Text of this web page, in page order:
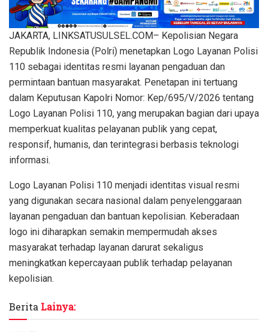
JAKARTA, LINKSATUSULSEL.COM– Kepolisian Negara
Republik Indonesia (Polri) menetapkan Logo Layanan Polisi
110 sebagai identitas resmi layanan pengaduan dan
permintaan bantuan masyarakat. Penetapan ini tertuang
dalam Keputusan Kapolri Nomor: Kep/695/V/2026 tentang
Logo Layanan Polisi 110, yang merupakan bagian dari upaya
memperkuat kualitas pelayanan publik yang cepat,
responsif, humanis, dan terintegrasi berbasis teknologi
informasi.
Logo Layanan Polisi 110 menjadi identitas visual resmi
yang digunakan secara nasional dalam penyelenggaraan
layanan pengaduan dan bantuan kepolisian. Keberadaan
logo ini diharapkan semakin mempermudah akses
masyarakat terhadap layanan darurat sekaligus
meningkatkan kepercayaan publik terhadap pelayanan
kepolisian.
Berita Lainya: